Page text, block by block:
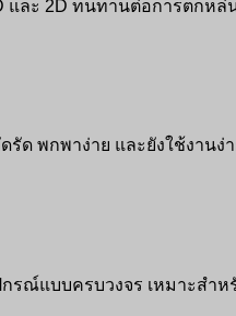
และ 2D ทนทานต่อการตกห
ด พกพาง่าย และยังใช้งานง่า
รณ์แบบครบวงจร เหมาะส